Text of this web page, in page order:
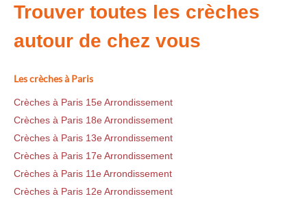
Trouver toutes les crèches
autour de chez vous
Les crèches à Paris
Crèches à Paris 15e Arrondissement
Crèches à Paris 18e Arrondissement
Crèches à Paris 13e Arrondissement
Crèches à Paris 17e Arrondissement
Crèches à Paris 11e Arrondissement
Crèches à Paris 12e Arrondissement